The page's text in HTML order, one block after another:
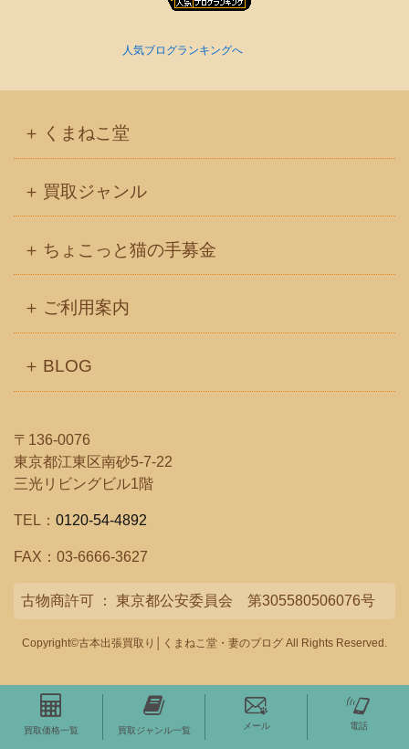
買取価格一覧 買取ジャンル一覧 メール 電話
人気ブログランキングへ
くまねこ堂
買取ジャンル
ちょこっと猫の手募金
ご利用案内
BLOG
〒136-0076
東京都江東区南砂5-7-22
三光リビングビル1階
TEL： 0120-54-4892
FAX：03-6666-3627
古物商許可 ： 東京都公安委員会 第305580506076号
Copyright©古本出張買取り│くまねこ堂・妻のブログ All Rights Reserved.